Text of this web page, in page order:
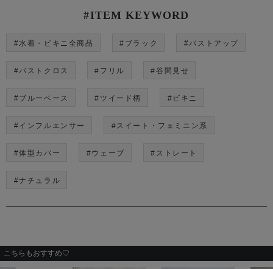
#ITEM KEYWORD
#水着・ビキニ全商品 #ブラック #バストアップ
#バストクロス #フリル #谷間見せ
#ブルーベース #ツイード柄 #ビキニ
#インフルエンサー #スイート・フェミニン系
#体型カバー #ウェーブ #ストレート
#ナチュラル
こちらもおすすめ♡